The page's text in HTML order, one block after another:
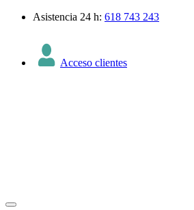
Asistencia 24 h: 618 743 243
Acceso clientes